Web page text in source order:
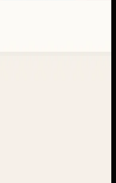
setoran, produk,
dan portal pengguna